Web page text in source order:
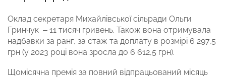
Оклад секретаря Михайлівської сільради Ольги
Гринчук – 11 тисяч гривень. Також вона отримувала
надбавки за ранг, за стаж та доплату в розмірі 6 297,5
грн (у 2023 році вона зросла до 6 612,5 грн).
Щомісячна премія за повний відпрацьований місяць